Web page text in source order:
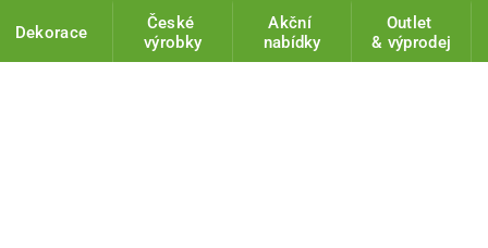
Dekorace
České
výrobky
Akční
nabídky
Outlet
& výprodej